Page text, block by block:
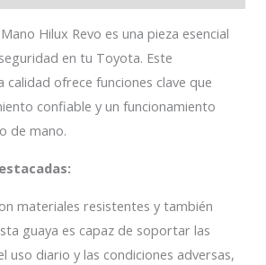
Hilux Revo es una pieza esencial
en tu Toyota. Este
ofrece funciones clave que
confiable y un funcionamiento
de mano.
materiales resistentes y también
guaya es capaz de soportar las
uso diario y las condiciones adversas,